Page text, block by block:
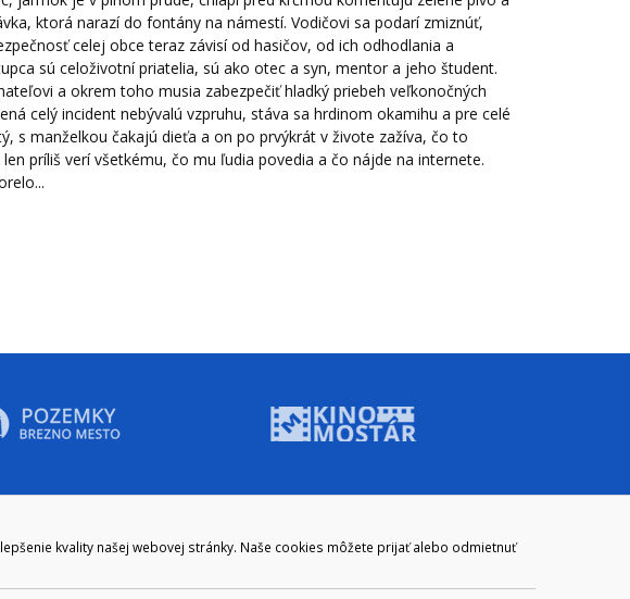
kvality našej webovej stránky. Naše cookies môžete prijať alebo odmietnuť
ktorá narazí do fontány na námestí. Vodičovi sa podarí zmiznúť,
celej obce teraz závisí od hasičov, od ich odhodlania a
sú celoživotní priatelia, sú ako otec a syn, mentor a jeho študent.
a okrem toho musia zabezpečiť hladký priebeh veľkonočných
celý incident nebývalú vzpruhu, stáva sa hrdinom okamihu a pre celé
s manželkou čakajú dieťa a on po prvýkrát v živote zažíva, čo to
príliš verí všetkému, čo mu ľudia povedia a čo nájde na internete.
048/28 56 302
Mestský úrad Brezno